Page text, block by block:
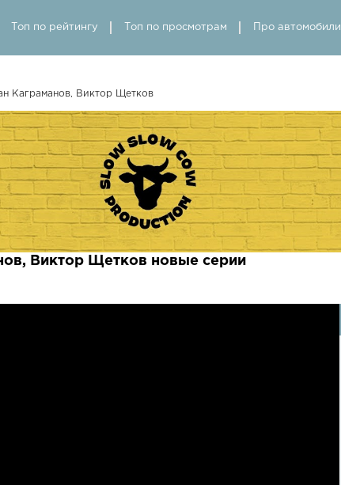
Топ по рейтингу Топ по просмотрам Про автомобили
Каграманов, Виктор Щетков
Виктор Щетков новые серии